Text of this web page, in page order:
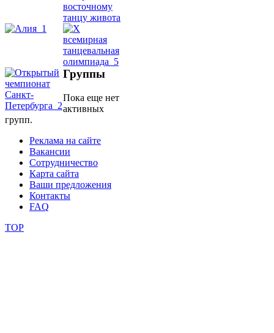
Группы
Пока еще нет
активных
групп.
Реклама на сайте
Вакансии
Сотрудничество
Карта сайта
Ваши предложения
Контакты
FAQ
TOP